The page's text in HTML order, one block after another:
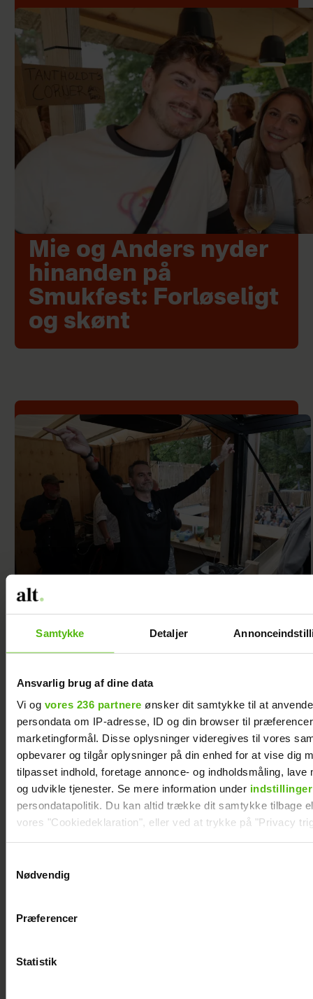
Samtykke Detaljer
Ansvarlig brug af dine data
Vi og vores 236 partnere ønsker dit samtykke til at
persondata om IP-adresse, ID og din browser til
marketingformål. Disse oplysninger videregives til vores
opbevarer og tilgår oplysninger på din enhed for at vise dig
tilpasset indhold, foretage annonce- og indholdsmåling, lave
og udvikle tjenester. Se mere information under indstillinger
persondatapolitik. Du kan altid trække dit samtykke tilbage
vores "Cookiedeklaration", eller ved at trykke på "Privacy
Vi anvender egne cookies og cookies fra tredjeparter til at
generere statistik og huske dine præferencer samt til brug
Nødvendig
Præferencer
Statistik
Mie og Anders nyder
hinanden på
Smukfest: Forløseligt
og skønt
Se videoen: Jesper Buch
som DJ på Smukfest
Alexanndra
familieforøgelse
Sarah Grünewald